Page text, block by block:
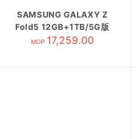
SAMSUNG GALAXY Z
Fold5 12GB+1TB/5G版
霧光黑
MOP 17,259.00